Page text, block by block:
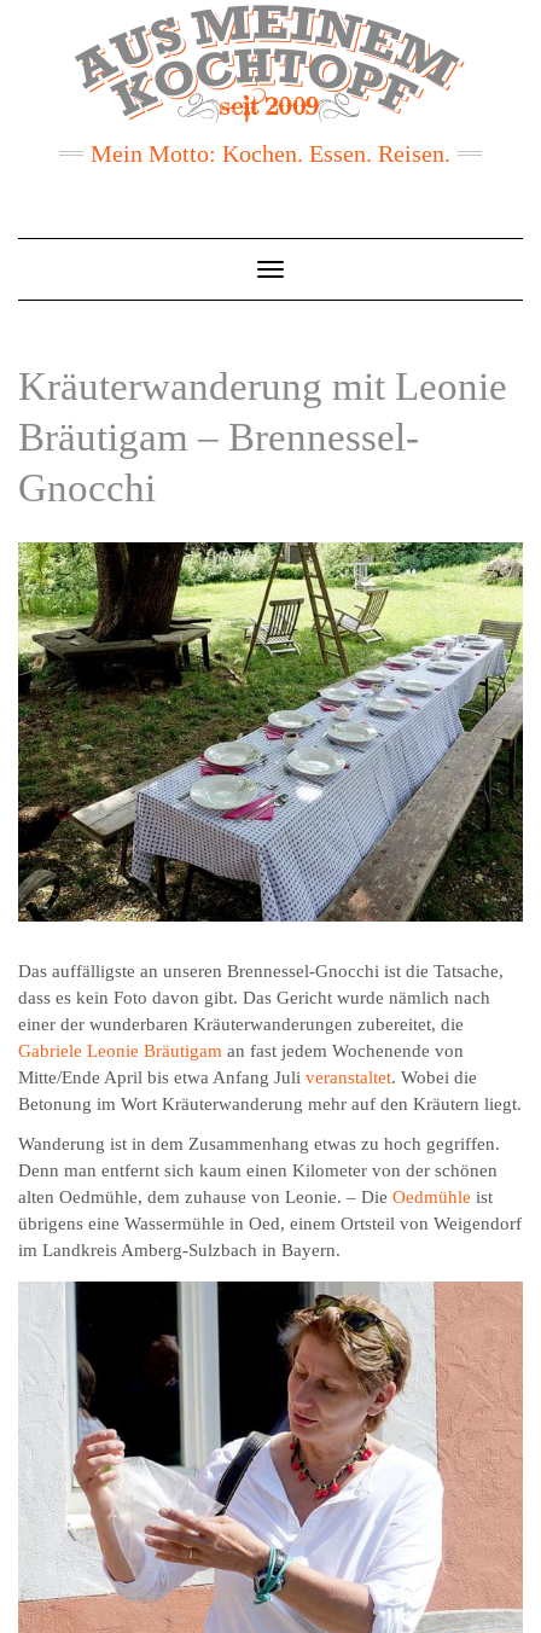
Mein Motto: Kochen. Essen. Reisen.
Toggle
Navigation
Kräuterwanderung mit Leonie
Bräutigam – Brennessel-
Gnocchi
Das auffälligste an unseren Brennessel-Gnocchi ist die Tatsache,
dass es kein Foto davon gibt. Das Gericht wurde nämlich nach
einer der wunderbaren Kräuterwanderungen zubereitet, die
Gabriele Leonie Bräutigam an fast jedem Wochenende von
Mitte/Ende April bis etwa Anfang Juli veranstaltet. Wobei die
Betonung im Wort Kräuterwanderung mehr auf den Kräutern liegt.
Wanderung ist in dem Zusammenhang etwas zu hoch gegriffen.
Denn man entfernt sich kaum einen Kilometer von der schönen
alten Oedmühle, dem zuhause von Leonie. – Die Oedmühle ist
übrigens eine Wassermühle in Oed, einem Ortsteil von Weigendorf
im Landkreis Amberg-Sulzbach in Bayern.